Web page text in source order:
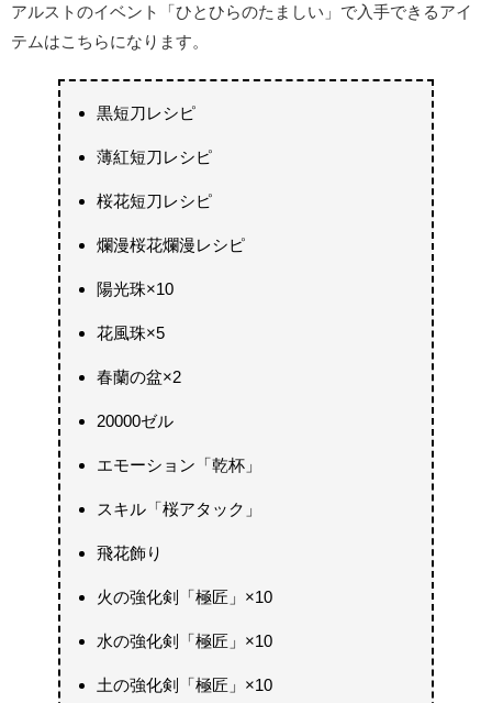
アルストのイベント「ひとひらのたましい」で入手できるアイ
テムはこちらになります。
黒短刀レシピ
薄紅短刀レシピ
桜花短刀レシピ
爛漫桜花爛漫レシピ
陽光珠×10
花風珠×5
春蘭の盆×2
20000ゼル
エモーション「乾杯」
スキル「桜アタック」
飛花飾り
火の強化剣「極匠」×10
水の強化剣「極匠」×10
土の強化剣「極匠」×10